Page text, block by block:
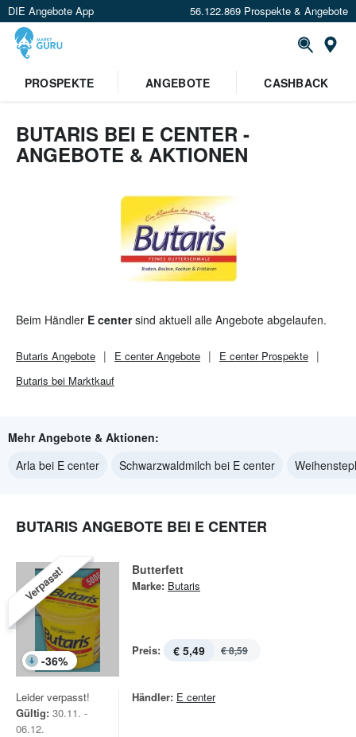
DIE Angebote App 56.122.869 Prospekte & Angebote
Standort festlegen
PROSPEKTE ANGEBOTE CASHBACK
BUTARIS BEI E CENTER -
ANGEBOTE & AKTIONEN
Beim Händler E centersind aktuell alle Angebote abgelaufen.
Butaris Angebote E centerAngebote E centerProspekte
Butaris bei Marktkauf
Mehr Angebote & Aktionen:
Arla bei E center
Schwarzwaldmilch bei E center
BUTARIS ANGEBOTE BEI E CENTER
Verpasst!
-36%
Butterfett
Marke: Butaris
Preis: € 5,49 € 8,59
Leider verpasst!
Gültig: 30.11. -
06.12.
Händler: E center